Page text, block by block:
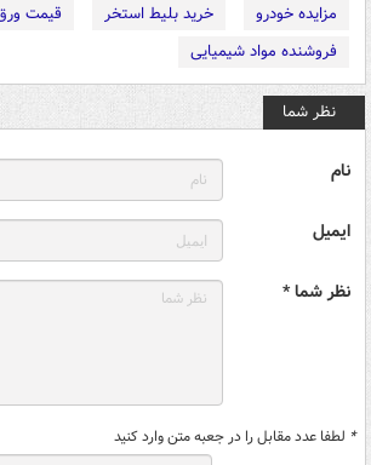
مزایده خودرو
خرید بلیط استخر
قیمت
فروشنده مواد شیمیایی
نظر شما
نام
ایمیل
نظر شما *
* لطفا عدد مقابل را در جعبه متن وارد کنید